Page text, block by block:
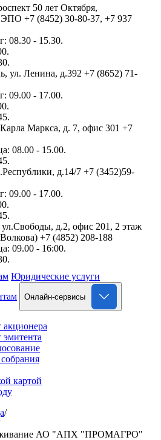
50 лет Октября,
+7 (8452) 30-80-37, +7 937
08.30 - 15.30.
ул. Ленина, д.392 +7 (8652) 71-
09.00 - 17.00.
Маркса, д. 7, офис 301 +7
08.00 - 15.00.
д.14/7 +7 (3452)59-
09.00 - 17.00.
ул.Свободы, д.2, офис 201, 2 этаж
+7 (4852) 208-188
09.00 - 16:00.
Юридические услуги
Онлайн-сервисы
картой
/
АО "АПХ "ПРОМАГРО"